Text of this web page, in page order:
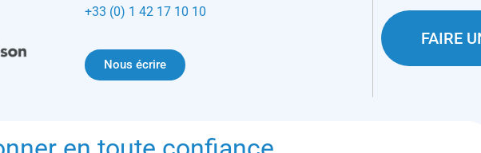
+33 (0) 1 42 17 10 10
Nous écrire
FAIRE